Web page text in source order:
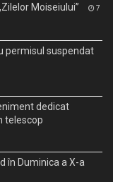
Moiseiului” 7
permisul suspendat
dedicat
telescop
în Duminica a X-a